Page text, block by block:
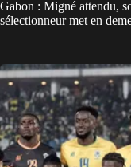
Gabon : Migné attendu,
sélectionneur met en